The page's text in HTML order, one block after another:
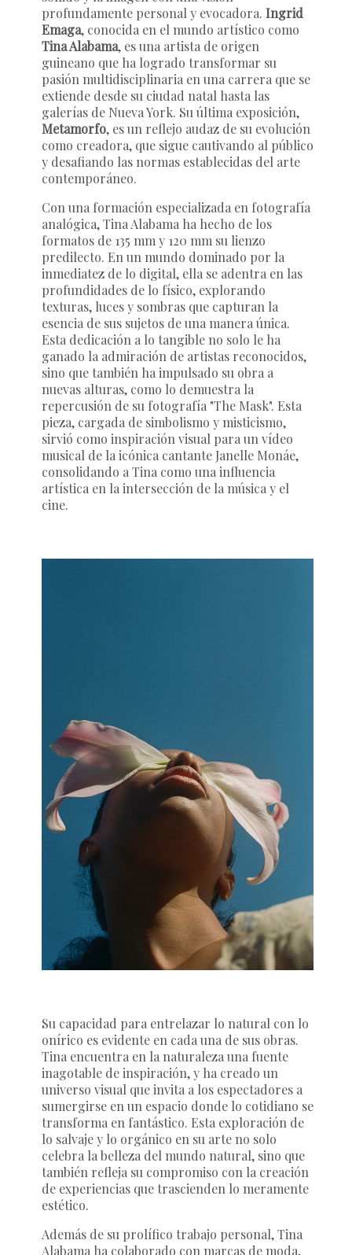
profundamente personal y evocadora. Ingrid
Emaga, conocida en el mundo artístico como
Tina Alabama, es una artista de origen
guineano que ha logrado transformar su
pasión multidisciplinaria en una carrera que se
extiende desde su ciudad natal hasta las
galerías de Nueva York. Su última exposición,
Metamorfo, es un reflejo audaz de su evolución
como creadora, que sigue cautivando al público
y desafiando las normas establecidas del arte
contemporáneo.
Con una formación especializada en fotografía
analógica, Tina Alabama ha hecho de los
formatos de 135 mm y 120 mm su lienzo
predilecto. En un mundo dominado por la
inmediatez de lo digital, ella se adentra en las
profundidades de lo físico, explorando
texturas, luces y sombras que capturan la
esencia de sus sujetos de una manera única.
Esta dedicación a lo tangible no solo le ha
ganado la admiración de artistas reconocidos,
sino que también ha impulsado su obra a
nuevas alturas, como lo demuestra la
repercusión de su fotografía "The Mask". Esta
pieza, cargada de simbolismo y misticismo,
sirvió como inspiración visual para un vídeo
musical de la icónica cantante Janelle Monáe,
consolidando a Tina como una influencia
artística en la intersección de la música y el
cine.
Su capacidad para entrelazar lo natural con lo
onírico es evidente en cada una de sus obras.
Tina encuentra en la naturaleza una fuente
inagotable de inspiración, y ha creado un
universo visual que invita a los espectadores a
sumergirse en un espacio donde lo cotidiano se
transforma en fantástico. Esta exploración de
lo salvaje y lo orgánico en su arte no solo
celebra la belleza del mundo natural, sino que
también refleja su compromiso con la creación
de experiencias que trascienden lo meramente
estético.
Además de su prolífico trabajo personal, Tina
Alabama ha colaborado con marcas de moda,